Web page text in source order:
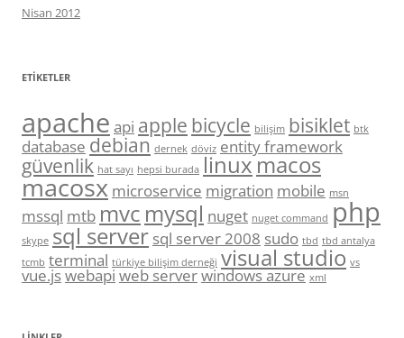
Nisan 2012
ETIKETLER
apache api apple bicycle bilişim bisiklet btk
database debian dernek döviz entity framework
güvenlik hat sayı hepsi burada linuxmacos
macosx microservice migration mobile msn
mssql mtb mvc mysql nuget nuget command php
skype sql server sql server 2008 sudo tbd tbd antalya
tcmb terminal türkiye bilişim derneği visual studio vs
vue.jswebapiweb serverwindows azure xml